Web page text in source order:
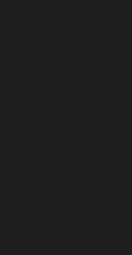
los Derechos